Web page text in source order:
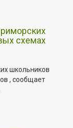
схемах
школьников
, сообщает